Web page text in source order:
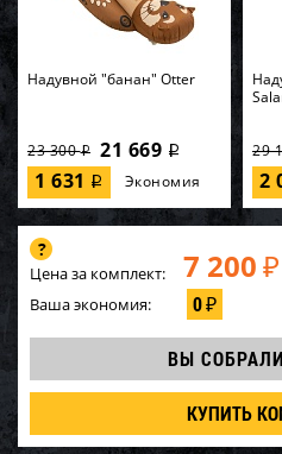
Надувной "банан" Otter
23 300i 21 669 i
1 631 i Экономия
29
2
Цена за комплект: 7 200 ₽
Ваша экономия: 0₽
ВЫ СОБРАЛИ
КУПИТЬ